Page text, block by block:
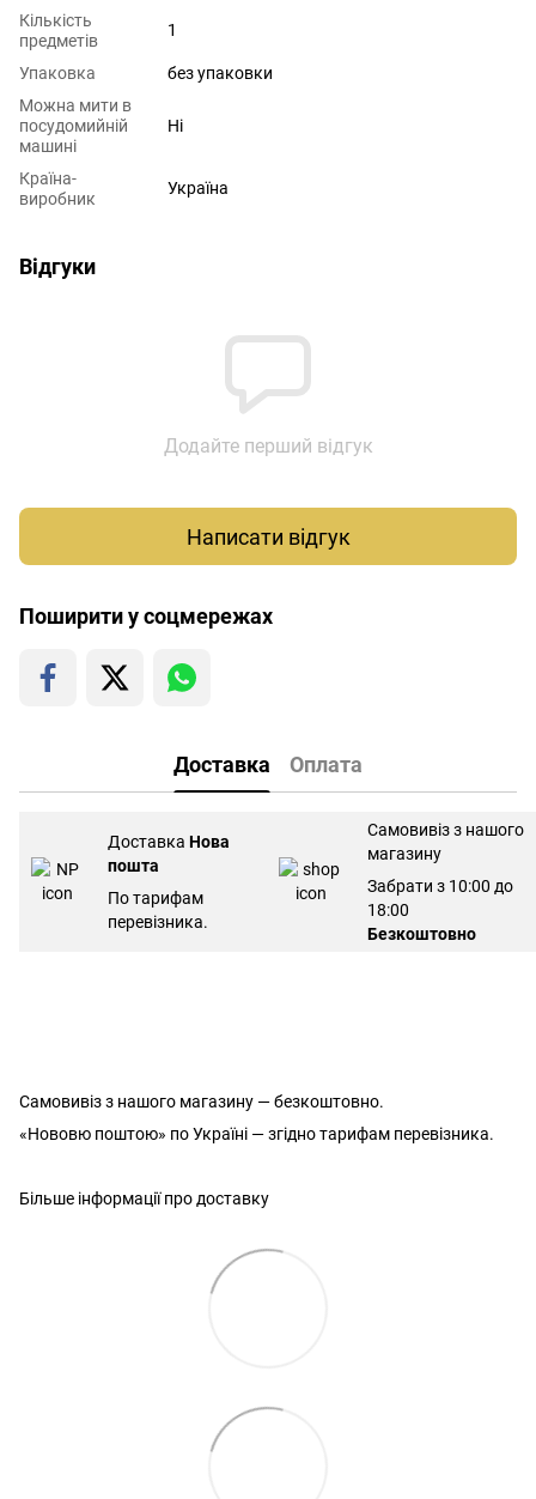
Кількість
предметів
1
Упаковка
без упаковки
Можна мити в
посудомийній
машині
Ні
Країна-
виробник
Україна
Відгуки
Додайте перший відгук
Написати відгук
Поширити у соцмережах
Доставка Оплата
Доставка Нова
пошта
По тарифам
перевізника.
Самовивіз з нашого
магазину
Забрати з 10:00 до
18:00
Безкоштовно
Самовивіз з нашого магазину — безкоштовно.
«Нововю поштою» по Україні — згідно тарифам перевізника.
Більше інформації про доставку